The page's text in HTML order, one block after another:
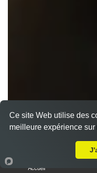
Accueil
Ce site Web utilise des
meilleure expérience